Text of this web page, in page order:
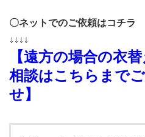
〇ネットでのご依頼はコチラ
↓↓↓↓
【遠方の場合の衣
相談はこちらまで
せ】